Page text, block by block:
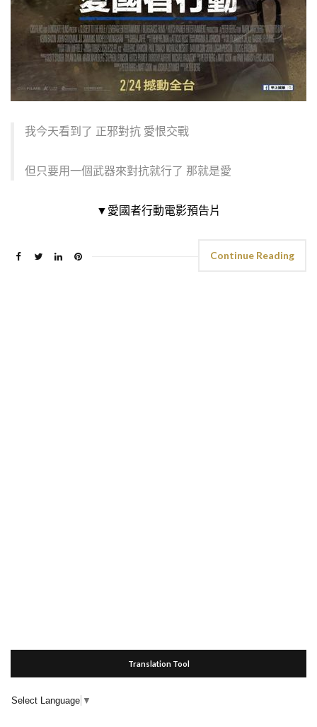
我今天看到了 正邪對抗 愛恨交戰
但只要用一個武器來對抗就行了 那就是愛
▼愛國者行動電影預告片
Continue Reading
Translation Tool
Select Language ▼